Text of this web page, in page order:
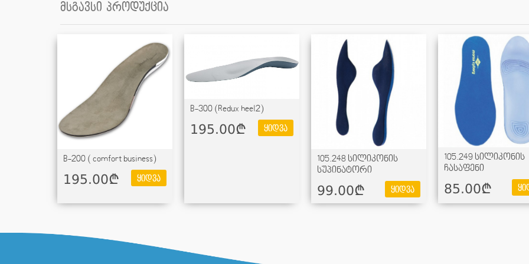
მსგავსი პროდუქცია
B-200 ( comfort business)
195.00¢ ყიდვა
B-300 (Redux heel2)
195.00¢ ყიდვა
105.248 სილიკონის
სუპინატორი
99.00¢ ყიდვა
105.249 სილიკონის
ჩასაფენი
85.00¢